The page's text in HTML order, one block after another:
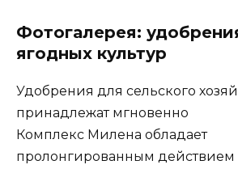
Фотогалерея:
ягодных культур
Удобрения для сельского
принадлежат мгновенно
Комплекс Милена обладает
пролонгированным действием